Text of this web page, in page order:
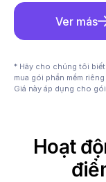
Ver más
* Hãy cho chúng tôi
mua gói phần mềm
Giá này áp dụng cho
Hoạt